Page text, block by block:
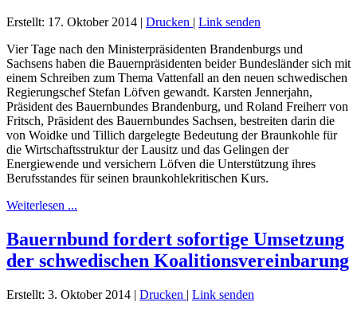
Erstellt: 17. Oktober 2014 | Drucken | Link senden
Vier Tage nach den Ministerpräsidenten Brandenburgs und
Sachsens haben die Bauernpräsidenten beider Bundesländer sich mit
einem Schreiben zum Thema Vattenfall an den neuen schwedischen
Regierungschef Stefan Löfven gewandt. Karsten Jennerjahn,
Präsident des Bauernbundes Brandenburg, und Roland Freiherr von
Fritsch, Präsident des Bauernbundes Sachsen, bestreiten darin die
von Woidke und Tillich dargelegte Bedeutung der Braunkohle für
die Wirtschaftsstruktur der Lausitz und das Gelingen der
Energiewende und versichern Löfven die Unterstützung ihres
Berufsstandes für seinen braunkohlekritischen Kurs.
Weiterlesen ...
Bauernbund fordert sofortige Umsetzung
der schwedischen Koalitionsvereinbarung
Erstellt: 3. Oktober 2014 | Drucken | Link senden